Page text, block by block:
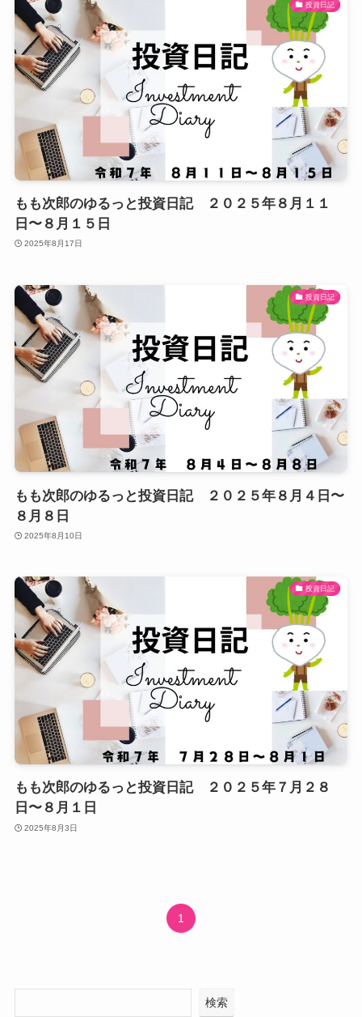
投資日記
もも次郎のゆるっと投資日記 ２０２５年８月１１
日〜８月１５日
2025年8月17日
投資日記
もも次郎のゆるっと投資日記 ２０２５年８月４日〜
８月８日
2025年8月10日
投資日記
もも次郎のゆるっと投資日記 ２０２５年７月２８
日〜８月１日
2025年8月3日
1
検索